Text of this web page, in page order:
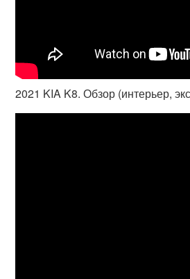
2021 KIA K8. Обзор (интерьер,